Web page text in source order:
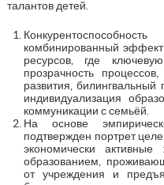
талантов детей.
комбинированный
ресурсов, где
прозрачность
развития,
индивидуализация
коммуникации с семьёй.
На основе
подтвержден портрет
экономически
образованием,
от учреждения и